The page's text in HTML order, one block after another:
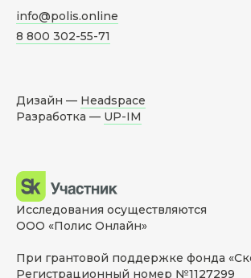
info@polis.online
8 800 302-55-71
Дизайн — Headspace
Разработка — UP-IM
Исследования осуществляются
ООО «Полис Онлайн»
При грантовой поддержке фонда
Регистрационный номер №1127299